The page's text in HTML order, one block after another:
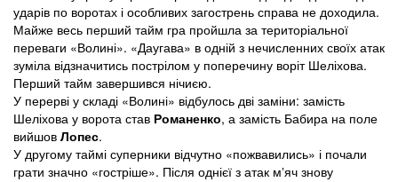
ударів по воротах і особливих загострень справа не доходила.
Майже весь перший тайм гра пройшла за територіальної
переваги «Волині». «Даугава» в одній з нечисленних своїх атак
зуміла відзначитись пострілом у поперечину воріт Шеліхова.
Перший тайм завершився нічиєю.
У перерві у складі «Волині» відбулось дві заміни: замість
Шеліхова у ворота став Романенко, а замість Бабира на поле
вийшов Лопес.
У другому таймі суперники відчутно «пожвавились» і почали
грати значно «гостріше». Після однієї з атак мʼяч знову